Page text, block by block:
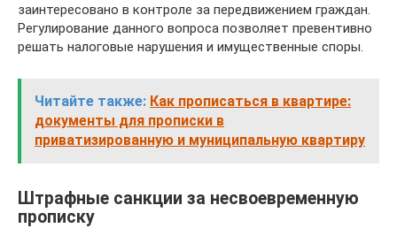
заинтересовано в контроле за передвижением граждан.
Регулирование данного вопроса позволяет превентивно
решать налоговые нарушения и имущественные споры.
Читайте также: Как прописаться в квартире:
документы для прописки в
приватизированную и муниципальную квартиру
Штрафные санкции за несвоевременную
прописку